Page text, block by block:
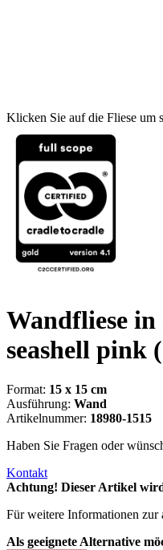
Klicken Sie auf die Fliese um
Wandfliese
seashell pink
Format: 15 x 15 cm
Ausführung: Wand
Artikelnummer: 18980-1515
Haben Sie Fragen oder
Kontakt
Achtung! Dieser Artikel
Für weitere Informationen zur
Als geeignete Alternative